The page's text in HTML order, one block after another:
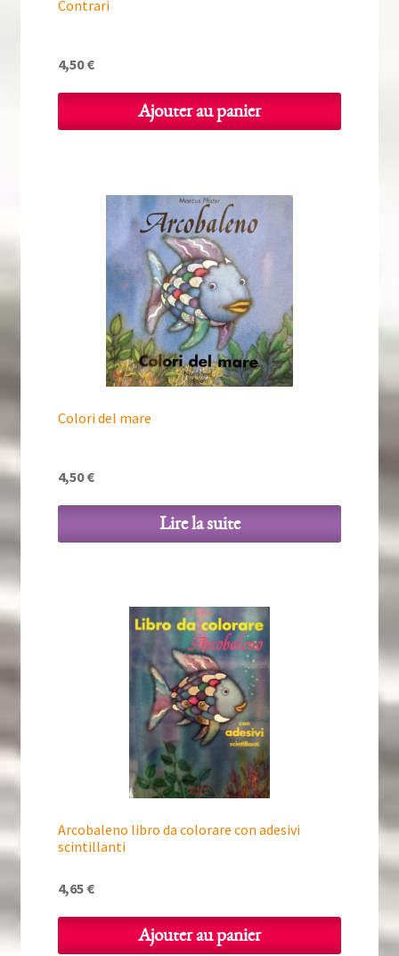
Contrari
4,50€
Ajouter au panier
Colori del mare
4,50€
Lire la suite
Arcobaleno libro da colorare con adesivi
scintillanti
4,65 €
Ajouter au panier